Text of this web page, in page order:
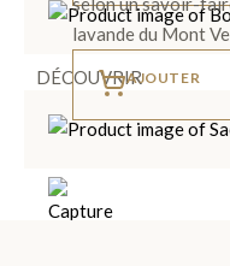
DÉCOUVRIR
COLLECTIONS
lavande du Mont
AJOUTER